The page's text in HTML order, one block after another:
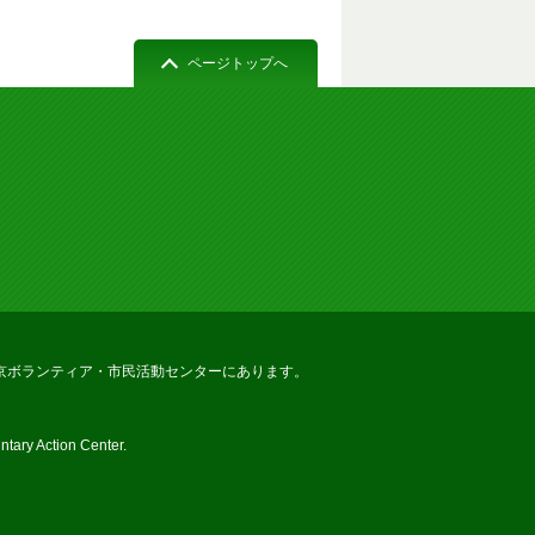
ページトップへ
ランティア・市民活動センターにあります。
Action Center.